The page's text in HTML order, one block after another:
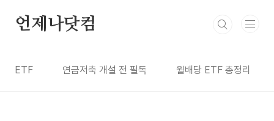
언제나닷컴
ETF 연금저축 개설 전 필독 월배당 ETF 총정리